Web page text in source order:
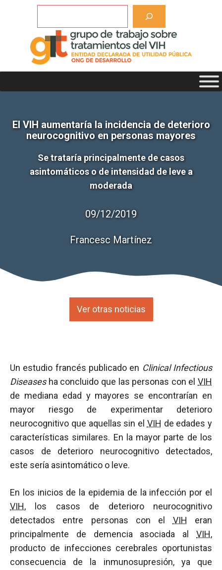
El VIH aumentaría la incidencia de deterioro
neurocognitivo en personas mayores
Se trataría principalmente de casos
asintomáticos o de intensidad de leve a
moderada
09/12/2019
Francesc Martínez
Ver otras noticias
Un estudio francés publicado en Clinical Infectious
Diseases ha concluido que las personas con el VIH
de mediana edad y mayores se encontrarían en
mayor riesgo de experimentar deterioro
neurocognitivo que aquellas sin el VIH de edades y
características similares. En la mayor parte de los
casos de deterioro neurocognitivo detectados,
este sería asintomático o leve.
En los inicios de la epidemia de la infección por el
VIH, los casos de deterioro neurocognitivo
detectados entre personas con el VIH eran
principalmente de demencia asociada al VIH,
producto de infecciones cerebrales oportunistas
consecuencia de la inmunosupresión, ya que